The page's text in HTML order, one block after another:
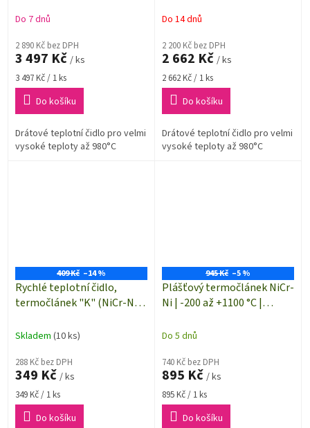
Do 7 dnů
2 890 Kč bez DPH
3 497 Kč / ks
Měrná
cena:
3 497 Kč / 1 ks
Do košíku
Drátové teplotní čidlo pro velmi
vysoké teploty až 980°C
Do 14 dnů
2 200 Kč bez DPH
2 662 Kč / ks
Měrná
cena:
2 662 Kč / 1 ks
Do košíku
Drátové teplotní čidlo pro velmi
vysoké teploty až 980°C
409 Kč –14 %
Rychlé teplotní čidlo,
termočlánek "K" (NiCr-Ni)
| délka 0,1 m |
Skladem (10 ks)
288 Kč bez DPH
349 Kč / ks
Měrná
cena:
349 Kč / 1 ks
Do košíku
945 Kč –5 %
Plášťový termočlánek NiCr-
Ni | -200 až +1100 °C |
B+B Thermo-Technik K-
Do 5 dnů
740 Kč bez DPH
895 Kč / ks
Měrná
cena:
895 Kč / 1 ks
Do košíku